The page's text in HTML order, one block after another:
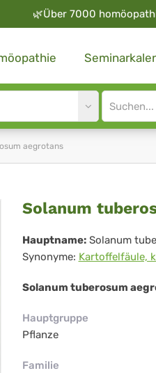
🌿Über 7000
Site
search
aegrotans
Solanum
tuberosum
aegrotans
Solanum
Hauptname: Solanum
Synonyme: Kartoffelfäule,
Solanum tuberosum
Hauptgruppe
Pflanze
Familie